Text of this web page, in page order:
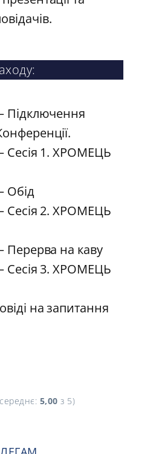
Підключення
Сесія 1. ХРОМЕЦЬ
Обід
Сесія 2. ХРОМЕЦЬ
Перерва на каву
Сесія 3. ХРОМЕЦЬ
на запитання
5,00 з 5)